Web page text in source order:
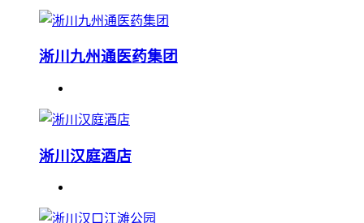
淅川九州通医药集团
淅川汉庭酒店